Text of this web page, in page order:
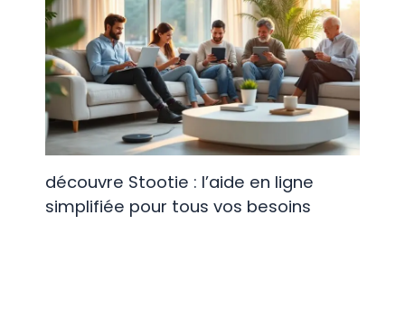
découvre Stootie : l’aide en ligne
simplifiée pour tous vos besoins